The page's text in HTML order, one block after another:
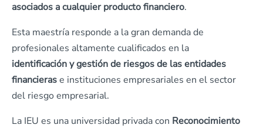
asociados a cualquier producto financiero.
Esta maestría responde a la gran demanda de
profesionales altamente cualificados en la
identificación y gestión de riesgos de las entidades
financierase instituciones empresariales en el sector
del riesgo empresarial.
La IEU es una universidad privada con Reconocimiento